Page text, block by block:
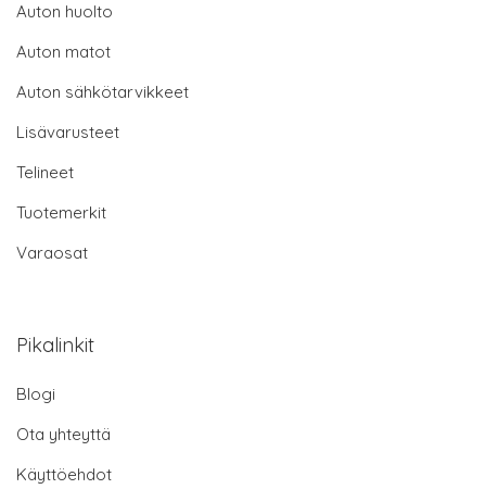
Auton huolto
Auton matot
Auton sähkötarvikkeet
Lisävarusteet
Telineet
Tuotemerkit
Varaosat
Pikalinkit
Blogi
Ota yhteyttä
Käyttöehdot